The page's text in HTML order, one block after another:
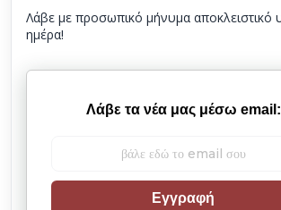
Λάβε με προσωπικό μήνυμα αποκλειστικό
ημέρα!
Λάβε τα νέα μας μέσω email:
Εγγραφή